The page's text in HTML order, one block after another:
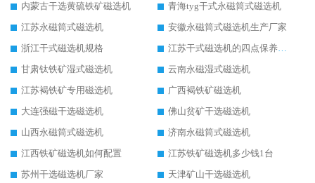
内蒙古干选黄硫铁矿磁选机
青海tyg干式永磁筒式磁选机
江苏永磁筒式磁选机
安徽永磁筒式磁选机生产厂家
浙江干式磁选机规格
江苏干式磁选机的四点保养秘籍
甘肃钛铁矿湿式磁选机
云南永磁湿式磁选机
江苏褐铁矿专用磁选机
广西褐铁矿磁选机
大连强磁干选磁选机
佛山贫矿干选磁选机
山西永磁筒式磁选机
济南永磁筒式磁选机
江西铁矿磁选机如何配置
江苏铁矿磁选机多少钱1台
苏州干选磁选机厂家
天津矿山干选磁选机